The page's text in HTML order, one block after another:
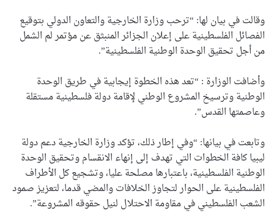
وقالت في بيان لها: “ترحب وزارة الخارجية والتعاون الدولي بتوقيع
الفصائل الفلسطينية على إعلان الجزائر المنبثق عن مؤتمر لم الشمل
من أجل تحقيق الوحدة الوطنية الفلسطينية”.
وأضافت الوزارة : “تعد هذه الخطوة إيجابية في طريق الوحدة
الوطنية وترسيخ المشروع الوطني لإقامة دولة فلسطينية مستقلة
وعاصمتها القدس”.
وتابعت في بيانها: “وفي إطار ذلك، تؤكد وزارة الخارجية دعم دولة
ليبيا كافة الخطوات التي تهدف إلى إنهاء الانقسام وتحقيق الوحدة
الوطنية الفلسطينية، باعتبارها مصلحة عليا، وتشجيع كل الأطراف
الفلسطينية على الحوار لتجاوز الخلافات والمضي قدما، لتعزيز صمود
الشعب الفلسطيني في مقاومة الاحتلال لنيل حقوقه المشروعة”.